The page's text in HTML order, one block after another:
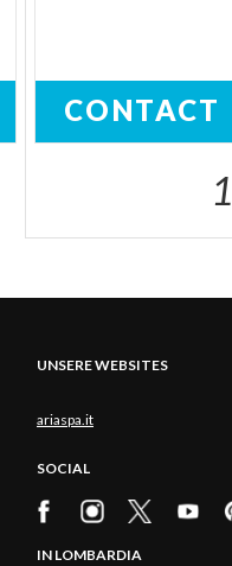
CONTACT
1
UNSERE WEBSITES
ariaspa.it
SOCIAL
IN LOMBARDIA